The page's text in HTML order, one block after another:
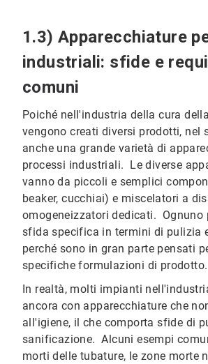
1.3) Apparecchiature
industriali: sfide e
comuni
Poiché nell'industria della cura
vengono creati diversi prodotti, nel
anche una grande varietà di
processi industriali. Le diverse
vanno da piccoli e semplici
beaker, cucchiai) e miscelatori a
omogeneizzatori dedicati. Ognuno
sfida specifica in termini di pulizia
perché sono in gran parte pensati
specifiche formulazioni di prodotto.
In realtà, molti impianti
ancora con apparecchiature che
all'igiene, il che comporta sfide di
sanificazione. Alcuni esempi
morti delle tubature, le zone morte